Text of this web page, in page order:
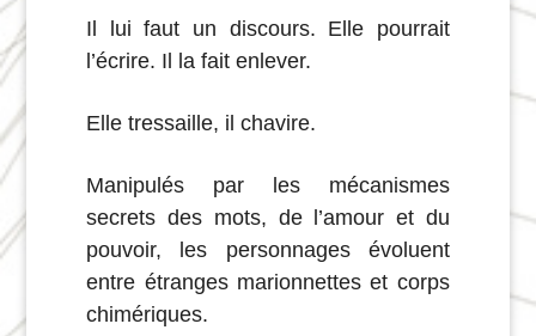
Il lui faut un discours. Elle pourrait
l’écrire. Il la fait enlever.
Elle tressaille, il chavire.
Manipulés par les mécanismes
secrets des mots, de l’amour et du
pouvoir, les personnages évoluent
entre étranges marionnettes et corps
chimériques.